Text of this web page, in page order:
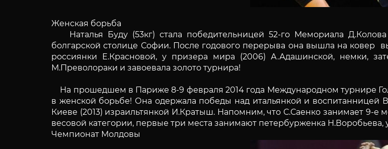
Женская борьба
Наталья Буду (53кг) стала победительницей 52-го Мемориала
болгарской столице Софии. После годового перерыва она вышла на ковер
россиянки Е.Красновой, у призера мира (2006) А.Адашинской, немки,
М.Преволораки и завоевала золото турнира!
На прошедшем в Париже 8-9 февраля 2014 года Международном турнире
в женской борьбе! Она одержала победы над итальянкой и воспитанницей
Киеве (2013) израильтянкой И.Кратыш. Напомним, что С.Саенко занимает 9-
весовой категории, первые три места занимают петербурженка Н.Воробьева,
Чемпионат Молдовы